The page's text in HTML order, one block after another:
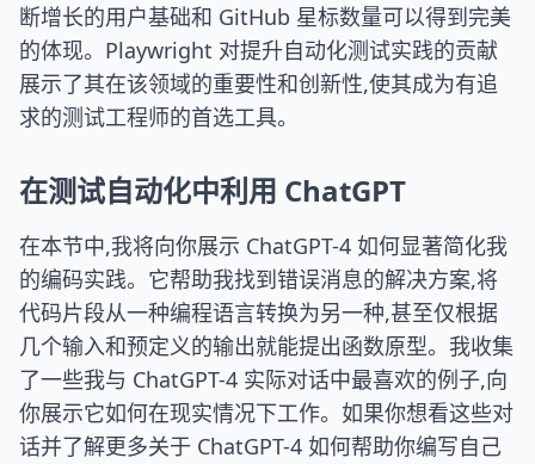
断增长的用户基础和 GitHub 星标数量可以得到完美
的体现。Playwright 对提升自动化测试实践的贡献
展示了其在该领域的重要性和创新性,使其成为有追
求的测试工程师的首选工具。
在测试自动化中利用 ChatGPT
在本节中,我将向你展示 ChatGPT-4 如何显著简化我
的编码实践。它帮助我找到错误消息的解决方案,将
代码片段从一种编程语言转换为另一种,甚至仅根据
几个输入和预定义的输出就能提出函数原型。我收集
了一些我与 ChatGPT-4 实际对话中最喜欢的例子,向
你展示它如何在现实情况下工作。如果你想看这些对
话并了解更多关于 ChatGPT-4 如何帮助你编写自己